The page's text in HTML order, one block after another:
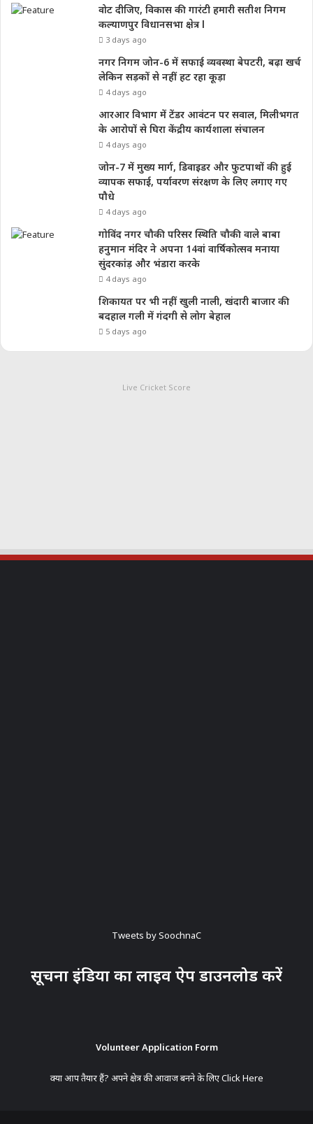
वोट दीजिए, विकास की गारंटी हमारी सतीश निगम
कल्याणपुर विधानसभा क्षेत्र l
3 days ago
नगर निगम जोन-6 में सफाई व्यवस्था बेपटरी, बढ़ा खर्च
लेकिन सड़कों से नहीं हट रहा कूड़ा
4 days ago
आरआर विभाग में टेंडर आवंटन पर सवाल, मिलीभगत
के आरोपों से घिरा केंद्रीय कार्यशाला संचालन
4 days ago
जोन-7 में मुख्य मार्ग, डिवाइडर और फुटपाथों की हुई
व्यापक सफाई, पर्यावरण संरक्षण के लिए लगाए गए
पौधे
4 days ago
गोविंद नगर चौकी परिसर स्थिति चौकी वाले बाबा
हनुमान मंदिर ने अपना 14वां वार्षिकोत्सव मनाया
सुंदरकांड़ और भंडारा करके
4 days ago
शिकायत पर भी नहीं खुली नाली, खंदारी बाजार की
बदहाल गली में गंदगी से लोग बेहाल
5 days ago
Live Cricket Score
Tweets by SoochnaC
सूचना इंडिया का लाइव ऐप डाउनलोड करें
Volunteer Application Form
क्या आप तैयार हैं? अपने क्षेत्र की आवाज बनने के लिएClick Here